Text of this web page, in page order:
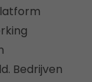
Bedrijven